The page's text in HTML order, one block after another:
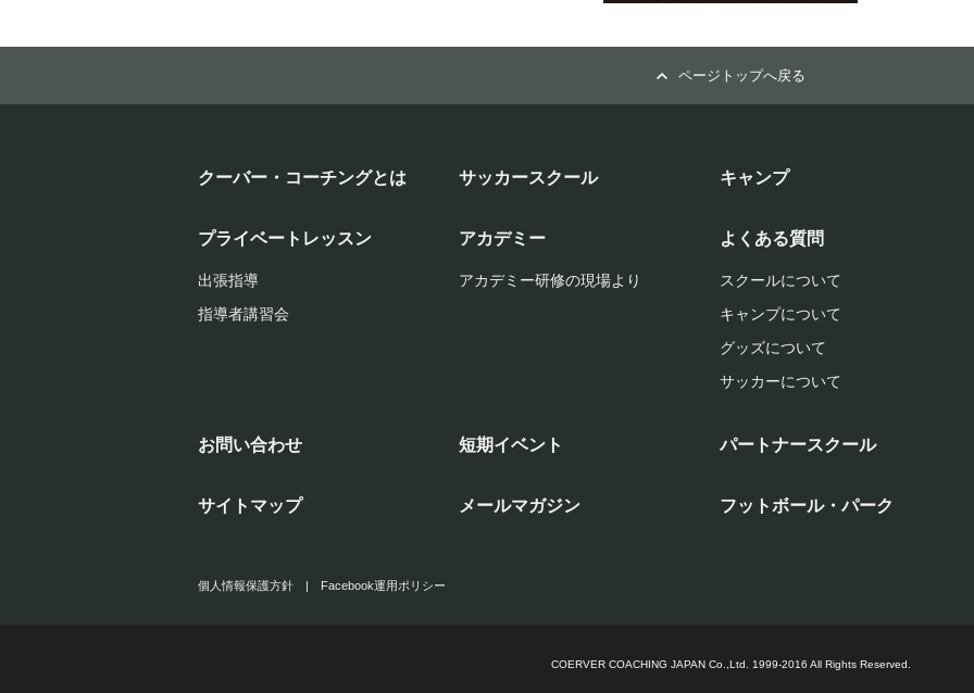
ページトップへ戻る
クーバー・コーチングとは サッカースクール キャンプ
プライベートレッスン
出張指導
指導者講習会
アカデミー
アカデミー研修の現場より
よくある質問
スクールについて
キャンプについて
グッズについて
サッカーについて
お問い合わせ 短期イベント パートナースクール
サイトマップ メールマガジン フットボール・パーク
個人情報保護方針 | Facebook運用ポリシー
COERVER COACHING JAPAN Co.,Ltd. 1999-2016 All Rights Reserved.